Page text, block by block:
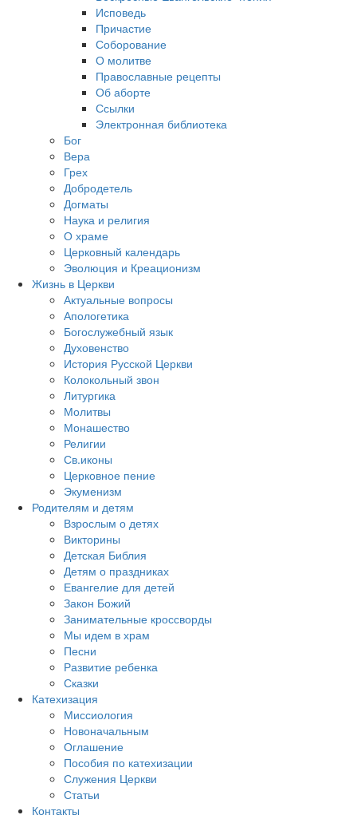
Исповедь
Причастие
Соборование
О молитве
Православные рецепты
Об аборте
Ссылки
Электронная библиотека
Бог
Вера
Грех
Добродетель
Догматы
Наука и религия
О храме
Церковный календарь
Эволюция и Креационизм
Жизнь в Церкви
Актуальные вопросы
Апологетика
Богослужебный язык
Духовенство
История Русской Церкви
Колокольный звон
Литургика
Молитвы
Монашество
Религии
Св.иконы
Церковное пение
Экуменизм
Родителям и детям
Взрослым о детях
Викторины
Детская Библия
Детям о праздниках
Евангелие для детей
Закон Божий
Занимательные кроссворды
Мы идем в храм
Песни
Развитие ребенка
Сказки
Катехизация
Миссиология
Новоначальным
Оглашение
Пособия по катехизации
Служения Церкви
Статьи
Контакты